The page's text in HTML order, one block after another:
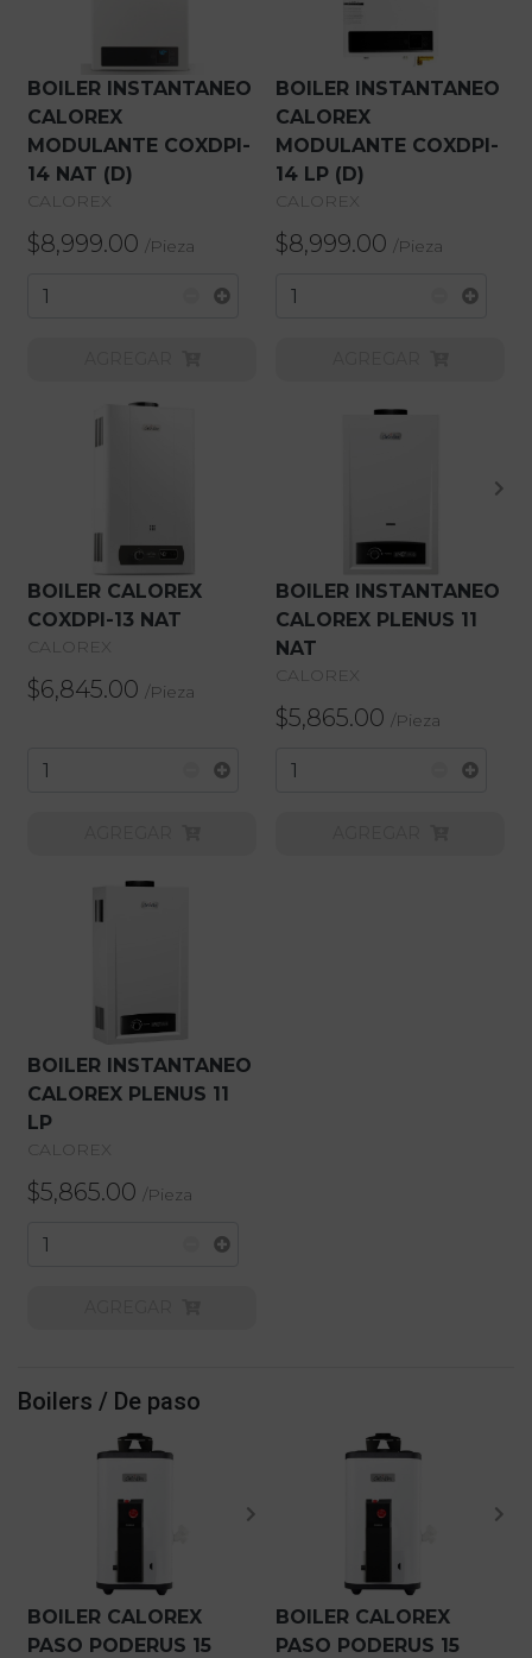
BOILER INSTANTANEO
CALOREX
MODULANTE COXDPI-
14 NAT (D)
CALOREX
$8,999.00 /Pieza
BOILER INSTANTANEO
CALOREX
MODULANTE COXDPI-
14 LP (D)
CALOREX
$8,999.00 /Pieza
BOILER CALOREX
COXDPI-13 NAT
CALOREX
$6,845.00 /Pieza
BOILER INSTANTANEO
CALOREX PLENUS 11
NAT
CALOREX
$5,865.00 /Pieza
BOILER INSTANTANEO
CALOREX PLENUS 11
LP
CALOREX
$5,865.00 /Pieza
Boilers / De paso
BOILER CALOREX
PASO PODERUS 15
BOILER CALOREX
PASO PODERUS 15